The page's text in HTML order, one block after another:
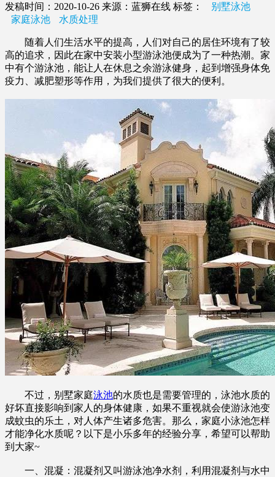
发稿时间：2020-10-26 来源：蓝狮在线 标签：
别墅泳池
家庭泳池
水质处理
随着人们生活水平的提高，人们对自己的居住环境有了较
高的追求，因此在家中安装小型游泳池便成为了一种热潮。家
中有个游泳池，能让人在休息之余游泳健身，起到增强身体免
疫力、减肥塑形等作用，为我们提供了很大的便利。
不过，别墅家庭泳池的水质也是需要管理的，泳池水质的
好坏直接影响到家人的身体健康，如果不重视就会使游泳池变
成蚊虫的乐土，对人体产生诸多危害。那么，家庭小泳池怎样
才能净化水质呢？以下是小乐多年的经验分享，希望可以帮助
到大家~
一、混凝：混凝剂又叫游泳池净水剂，利用混凝剂与水中